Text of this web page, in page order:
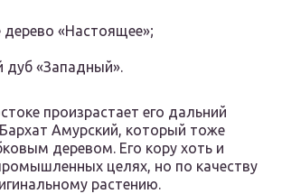
дерево «Настоящее»;
дуб «Западный».
произрастает его дальний
Амурский, который тоже
деревом. Его кору хоть и
целях, но по качеству
растению.